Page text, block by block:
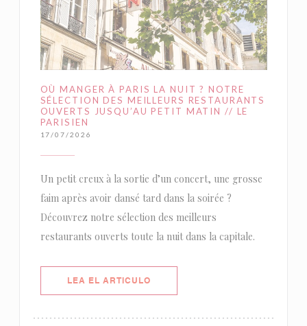
OÙ MANGER À PARIS LA NUIT ? NOTRE
SÉLECTION DES MEILLEURS RESTAURANTS
OUVERTS JUSQU’AU PETIT MATIN // LE
PARISIEN
17/07/2026
Un petit creux à la sortie d’un concert, une grosse
faim après avoir dansé tard dans la soirée ?
Découvrez notre sélection des meilleurs
restaurants ouverts toute la nuit dans la capitale.
LEA EL ARTICULO((ABRE EN UNA NUEVA